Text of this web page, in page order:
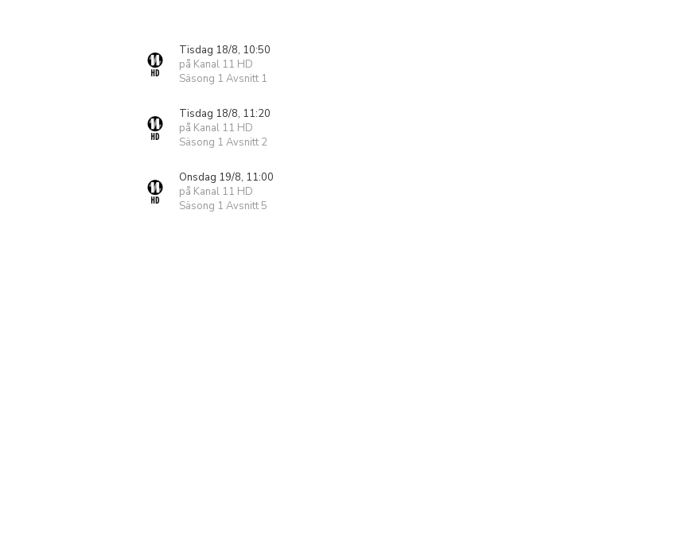
Tisdag 18/8, 10:50
på Kanal 11 HD
Säsong 1 Avsnitt 1
Tisdag 18/8, 11:20
på Kanal 11 HD
Säsong 1 Avsnitt 2
Onsdag 19/8, 11:00
på Kanal 11 HD
Säsong 1 Avsnitt 5